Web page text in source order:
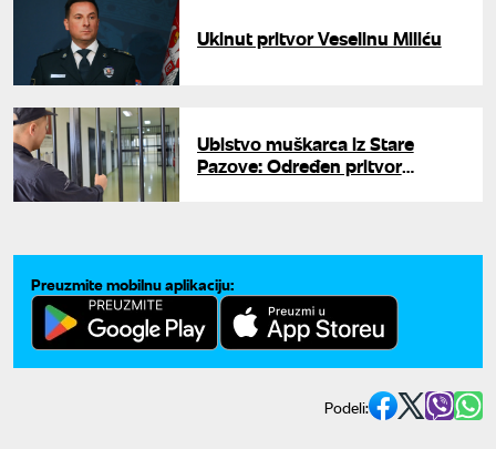
Ukinut pritvor Veselinu Miliću
Ubistvo muškarca iz Stare
Pazove: Određen pritvor
Preuzmite mobilnu aplikaciju:
Podeli: